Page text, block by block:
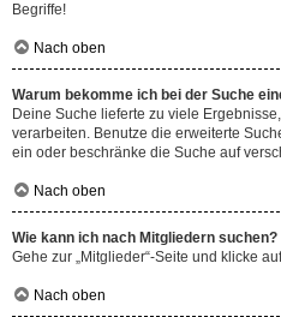
Begriffe!
Nach oben
Warum bekomme ich bei der Suche
Deine Suche lieferte zu viele
verarbeiten. Benutze die erweiterte
ein oder beschränke die Suche auf
Nach oben
Wie kann ich nach Mitgliedern suchen?
Gehe zur „Mitglieder“-Seite und klicke
Nach oben